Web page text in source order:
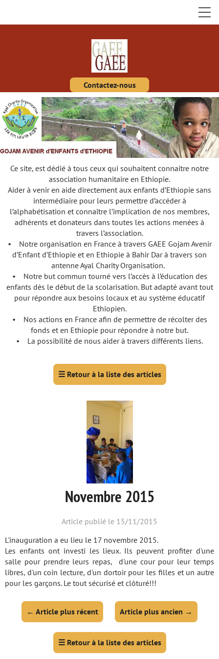
Contactez-nous
Ce site, est dédié à tous ceux qui souhaitent connaitre notre
association humanitaire en Ethiopie.
Aider à venir en aide directement aux enfants d’Ethiopie sans
intermédiaire pour leurs permettre d’accéder à
l’alphabétisation et connaître l’implication de nos membres,
adhérents et donateurs dans toutes les actions menées à
travers l’association.
• Notre organisation en France à travers GAEE Gojam Avenir
d’Enfant d’Ethiopie et en Ethiopie à Bahir Dar à travers son
antenne Ayal Charity Organisation.
• Notre but commun tourné vers l’accès à l’éducation des
enfants dès le début de la scolarisation. But adapté avant tout
pour répondre aux besoins locaux et au système éducatif
Ethiopien.
• Nos actions en France afin de permettre de récolter des
fonds et en Ethiopie pour répondre à notre but.
• La possibilité de nous aider à travers différents liens.
☰ Retour à la liste des articles
Novembre 2015
Article publié le 15/11/2015
L'inauguration a eu lieu le 17 novembre 2015.
Les enfants ont investi les lieux. Ils peuvent profiter d'une
salle pour prendre leurs repas, d'une cour pour leur temps
libres, d'un coin lecture, d'un dortoir pour les filles et un autre
pour les garçons. Le tout sécurisé et clôturé!!!
← Article plus récent Article plus ancien →
☰ Retour à la liste des articles